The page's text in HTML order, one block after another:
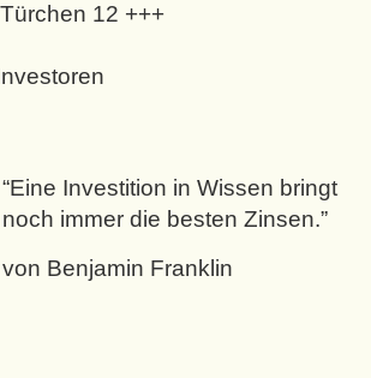
12 +++
“Eine Investition in Wissen bringt
noch immer die besten Zinsen.”
von Benjamin Franklin